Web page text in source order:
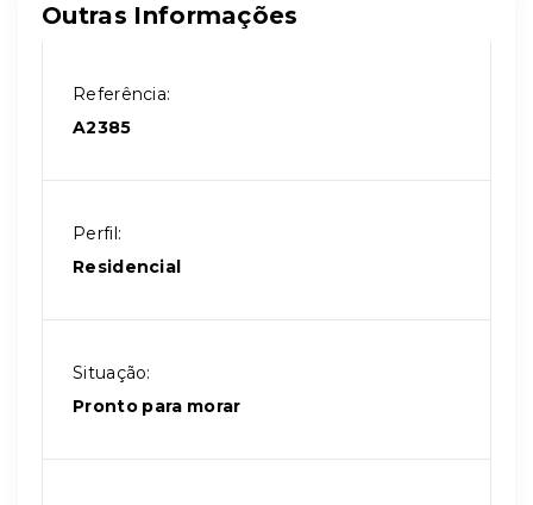
Outras Informações
Referência:
A2385
Perfil:
Residencial
Situação:
Pronto para morar